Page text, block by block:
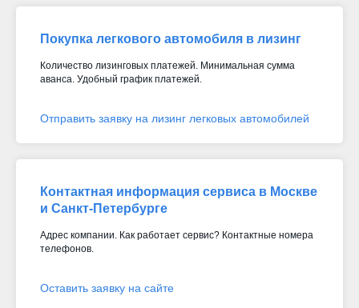
Покупка легкового автомобиля в лизинг
Количество лизинговых платежей. Минимальная сумма
аванса. Удобный график платежей.
Отправить заявку на лизинг легковых автомобилей
Контактная информация сервиса в Москве
и Санкт-Петербурге
Адрес компании. Как работает сервис? Контактные номера
телефонов.
Оставить заявку на сайте